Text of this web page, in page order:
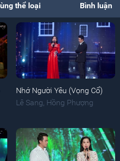
thể loại Bình luận
Nhớ Người Yêu (Vọng Cổ)
Lê Sang Hồng Phượng